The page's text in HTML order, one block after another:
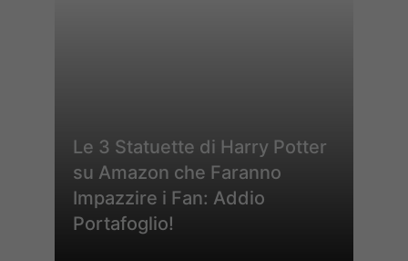
Le 3 Statuette di Harry Potter
su Amazon che Faranno
Impazzire i Fan: Addio
Portafoglio!